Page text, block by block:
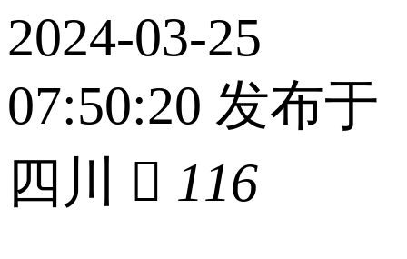
2024-03-25
07:50:20 发布于
四川
 116